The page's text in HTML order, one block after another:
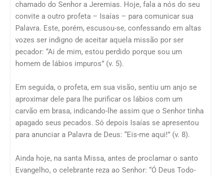
chamado do Senhor a Jeremias. Hoje, fala a nós do seu
convite a outro profeta – Isaías – para comunicar sua
Palavra. Este, porém, escusou-se, confessando em altas
vozes ser indigno de aceitar aquela missão por ser
pecador: “Ai de mim, estou perdido porque sou um
homem de lábios impuros” (v. 5).
Em seguida, o profeta, em sua visão, sentiu um anjo se
aproximar dele para lhe purificar os lábios com um
carvão em brasa, indicando-lhe assim que o Senhor tinha
apagado seus pecados. Só depois Isaías se apresentou
para anunciar a Palavra de Deus: “Eis-me aqui!” (v. 8).
Ainda hoje, na santa Missa, antes de proclamar o santo
Evangelho, o celebrante reza ao Senhor: “Ó Deus Todo-